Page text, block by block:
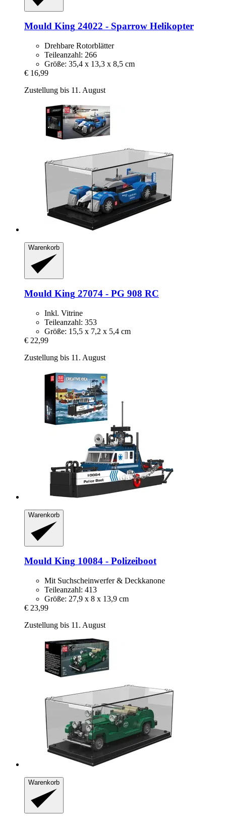
Mould King 24022 -​ Sparrow Helikopter
Drehbare Rotorblätter
Teileanzahl: 266
Größe: 35,4 x 13,3 x 8,5 cm
€ 16,99
Zustellung bis 11. August
Warenkorb
Mould King 27074 -​ PG 908 RC
Inkl. Vitrine
Teileanzahl: 353
Größe: 15,5 x 7,2 x 5,4 cm
€ 22,99
Zustellung bis 11. August
Warenkorb
Mould King 10084 -​ Polizeiboot
Mit Suchscheinwerfer & Deckkanone
Teileanzahl: 413
Größe: 27,9 x 8 x 13,9 cm
€ 23,99
Zustellung bis 11. August
Warenkorb